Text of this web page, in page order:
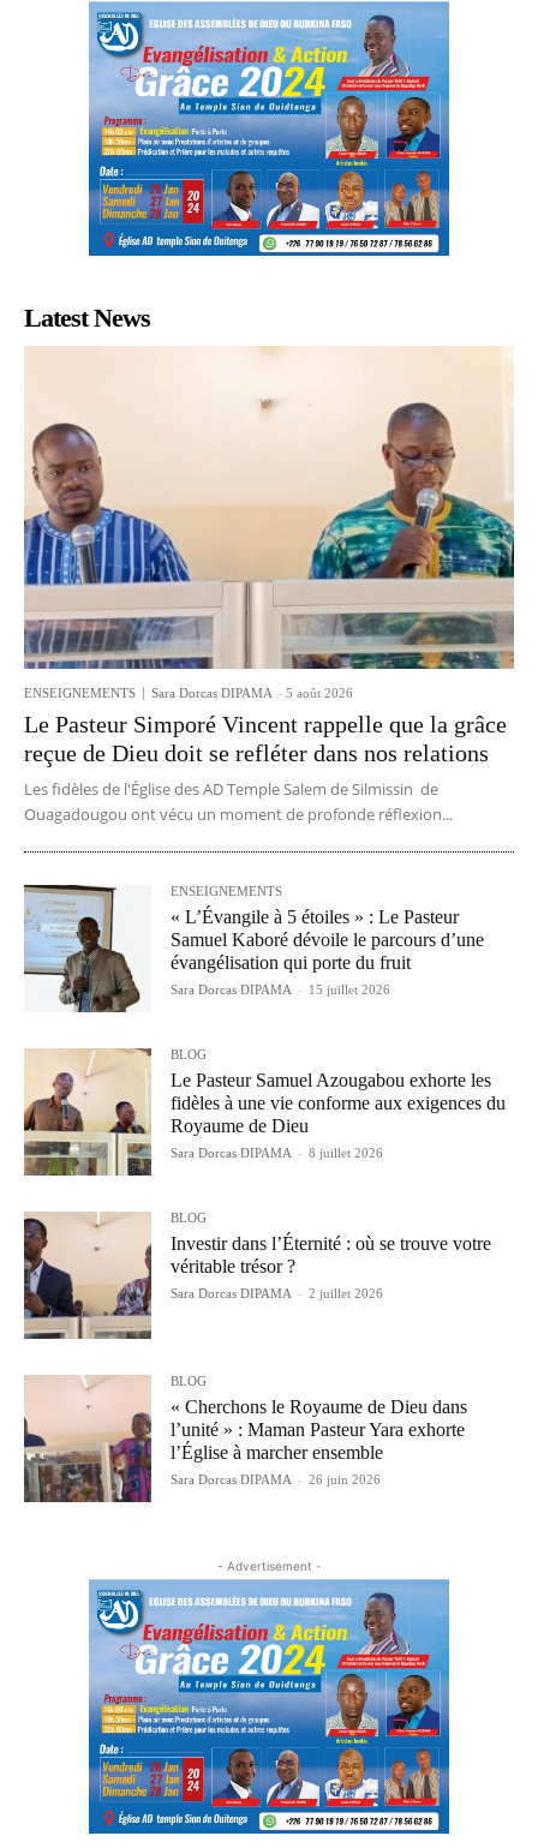
Latest News
ENSEIGNEMENTS Sara Dorcas DIPAMA - 5 août 2026
Le Pasteur Simporé Vincent rappelle que la grâce
reçue de Dieu doit se refléter dans nos relations
Les fidèles de l'Église des AD Temple Salem de Silmissin de
Ouagadougou ont vécu un moment de profonde réflexion...
ENSEIGNEMENTS
« L’Évangile à 5 étoiles » : Le Pasteur
Samuel Kaboré dévoile le parcours d’une
évangélisation qui porte du fruit
Sara Dorcas DIPAMA - 15 juillet 2026
BLOG
Le Pasteur Samuel Azougabou exhorte les
fidèles à une vie conforme aux exigences du
Royaume de Dieu
Sara Dorcas DIPAMA - 8 juillet 2026
BLOG
Investir dans l’Éternité : où se trouve votre
véritable trésor ?
Sara Dorcas DIPAMA - 2 juillet 2026
BLOG
« Cherchons le Royaume de Dieu dans
l’unité » : Maman Pasteur Yara exhorte
l’Église à marcher ensemble
Sara Dorcas DIPAMA - 26 juin 2026
- Advertisement -